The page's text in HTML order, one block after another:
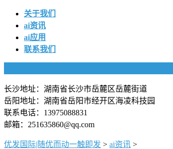
关于我们
ai资讯
ai应用
联系我们
长沙地址：湖南省长沙市岳麓区岳麓街道
岳阳地址：湖南省岳阳市经开区海凌科技园
联系电话：13975088831
邮箱：251635860@qq.com
优发国际|随优而动一触即发 > ai资讯 >